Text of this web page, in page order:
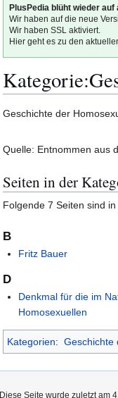
PlusPedia blüht wieder
Wir haben auf die neue
Wir haben SSL aktiviert.
Hier geht es zu den
Kategorie:
Zur
springen
Zur
springen
Geschichte der
Quelle: Entnommen aus
Seiten in der
Folgende 7 Seiten sind
B
Fritz Bauer
D
Denkmal für die im
Homosexuellen
Kategorien: Geschichte
Diese Seite wurde zuletzt am